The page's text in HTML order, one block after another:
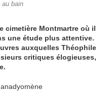
au bain
cimetière Montmartre où il
une étude plus attentive.
auxquelles Théophile
critiques élogieuses,